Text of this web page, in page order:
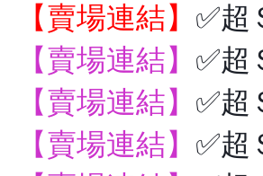
【賣場連結】 ✅超
【賣場連結】 ✅
【賣場連結】 ✅
【賣場連結】 ✅